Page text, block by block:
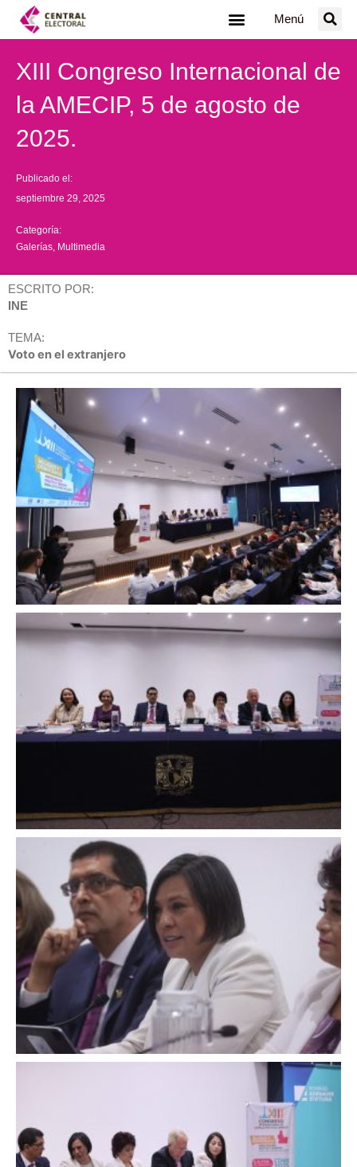
Menú
XIII Congreso Internacional de
la AMECIP, 5 de agosto de
2025.
Publicado el:
septiembre 29, 2025
Categoría:
Galerías Multimedia
ESCRITO POR:
INE
TEMA:
Voto en el extranjero